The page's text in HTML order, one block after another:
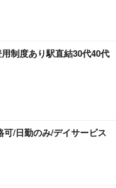
制度あり駅直結30代40代
可/日勤のみ/デイサービス